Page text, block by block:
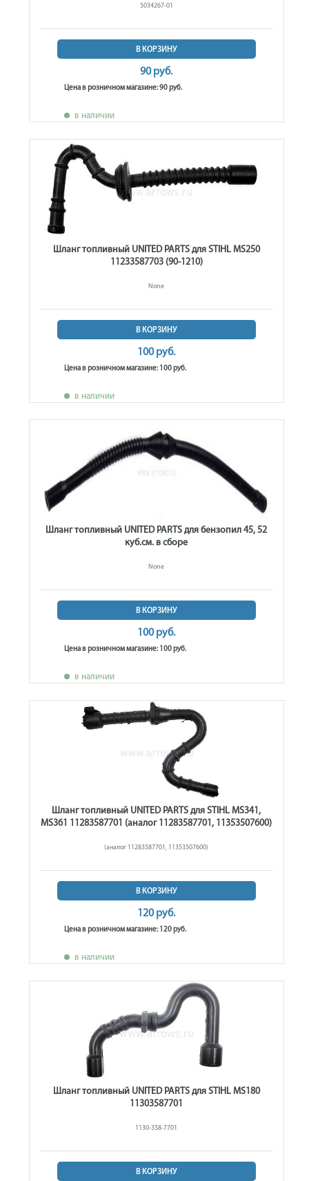
5034267-01
В КОРЗИНУ
90 руб.
Цена в розничном магазине: 90 руб.
в наличии
Шланг топливный UNITED PARTS для STIHL MS250
11233587703 (90-1210)
None
В КОРЗИНУ
100 руб.
Цена в розничном магазине: 100 руб.
в наличии
Шланг топливный UNITED PARTS для бензопил 45, 52
куб.см. в сборе
None
В КОРЗИНУ
100 руб.
Цена в розничном магазине: 100 руб.
в наличии
Шланг топливный UNITED PARTS для STIHL MS341,
MS361 11283587701 (аналог 11283587701, 11353507600)
(аналог 11283587701, 11353507600)
В КОРЗИНУ
120 руб.
Цена в розничном магазине: 120 руб.
в наличии
Шланг топливный UNITED PARTS для STIHL MS180
11303587701
1130-358-7701
В КОРЗИНУ